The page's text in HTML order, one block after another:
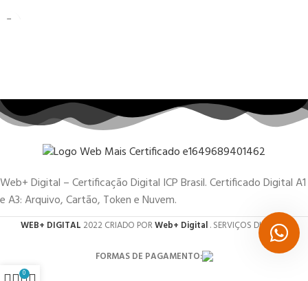
Web+ Digital – Certificação Digital ICP Brasil. Certificado Digital A1
e A3: Arquivo, Cartão, Token e Nuvem.
WEB+ DIGITAL 2022 CRIADO PORWeb+ Digital. SERVIÇOS DIGITAIS.
FORMAS DE PAGAMENTO:
0